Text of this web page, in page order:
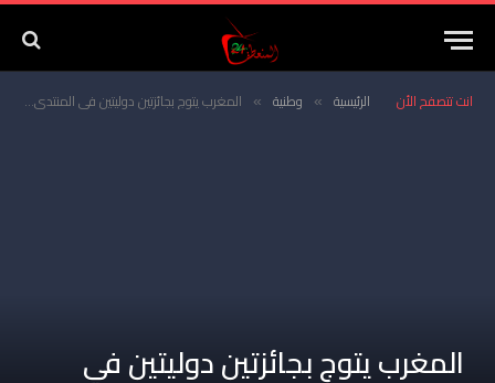
انت تتصفح الأن الرئيسية » وطنية » المغرب يتوج بجائزتين دوليتين في المنتدى العالمي للتكنولوجيات النظيفة بالولايات المتحدة
المغرب يتوج بجائزتين دوليتين في